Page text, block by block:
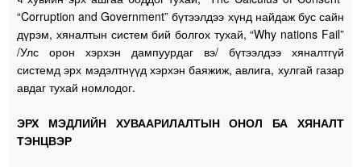
“Corruption and Government” бүтээлдээ хүнд найдаж бус сайн
дүрэм, хяналтын систем бий болгох тухай, “Why nations Fail”
/Улс орон хэрхэн дампуурдаг вэ/ бүтээлдээ хяналтгүй
системд эрх мэдэлтнүүд хэрхэн баяжиж, авлига, хулгай газар
авдаг тухай номлодог.
ЭРХ МЭДЛИЙН ХУВААРИЛАЛТЫН ОНОЛ БА ХЯНАЛТ
ТЭНЦВЭР